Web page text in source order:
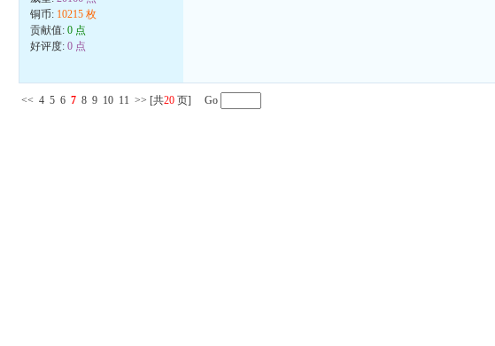
铜币: 10215 枚
贡献值:0 点
好评度:0 点
<< 4 5 6 7 8 9 10 11 >> [共20 页] Go